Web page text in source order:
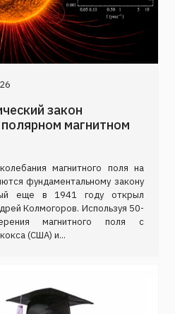
закон
магнитном
магнитного поля на
фундаментальному закону
еще в 1941 году открыл
Колмогоров. Используя 50-
магнитного поля с
(США) и...